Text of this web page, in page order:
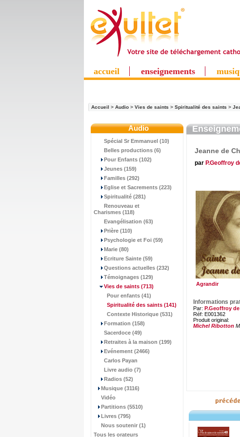
accueil enseignements
Accueil > Audio > Vies de saints > Spiritualité des saints >
Audio
Spécial Sr Emmanuel (10)
Belles productions (6)
Pour Enfants (102)
Jeunes (159)
Familles (292)
Eglise et Sacrements (223)
Spiritualité (281)
Renouveau et
Charismes (118)
Evangélisation (63)
Prière (110)
Psychologie et Foi (59)
Marie (80)
Ecriture Sainte (59)
Questions actuelles (232)
Témoignages (129)
Vies de saints (713)
Pour enfants (41)
Spiritualité des saints (141)
Contexte Historique (531)
Formation (158)
Sacerdoce (49)
Retraites à la maison (199)
Evénement (2466)
Carlos Payan
Livre audio (7)
Radios (52)
Musique (3116)
Vidéo
Partitions (5510)
Livres (795)
Nous soutenir (1)
Tous les orateurs
Jeanne de
par P.Geoffroy
Agrandir
Informations
Par: P.Geoffroy
Réf: E001362
Produit original:
Michel Ribotton